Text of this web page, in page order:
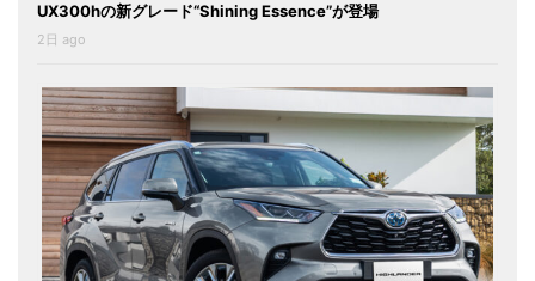
UX300hの新グレード“Shining Essence”が登場
2日 ago